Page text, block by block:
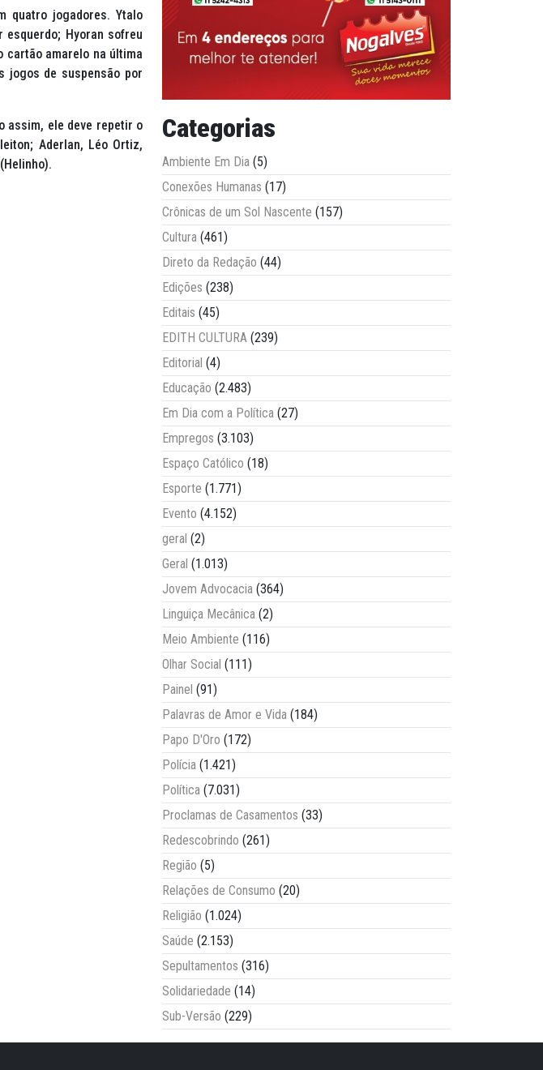
quatro jogadores. Ytalo
esquerdo; Hyoran sofreu
cartão amarelo na última
jogos de suspensão por
assim, ele deve repetir o
Aderlan, Léo Ortiz,
Categorias
Ambiente Em Dia (5)
Conexões Humanas (17)
Crônicas de um Sol Nascente (157)
Cultura (461)
Direto da Redação (44)
Edições (238)
Editais (45)
EDITH CULTURA (239)
Editorial (4)
Educação (2.483)
Em Dia com a Política (27)
Empregos (3.103)
Espaço Católico (18)
Esporte (1.771)
Evento (4.152)
geral (2)
Geral (1.013)
Jovem Advocacia (364)
Linguiça Mecânica (2)
Meio Ambiente (116)
Olhar Social (111)
Painel (91)
Palavras de Amor e Vida (184)
Papo D'Oro (172)
Polícia (1.421)
Política (7.031)
Proclamas de Casamentos (33)
Redescobrindo (261)
Região (5)
Relações de Consumo (20)
Religião (1.024)
Saúde (2.153)
Sepultamentos (316)
Solidariedade (14)
Sub-Versão (229)